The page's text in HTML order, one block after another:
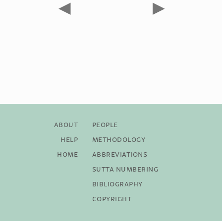
◀ ▶
About
Help
Home
People
Methodology
Abbreviations
Sutta Numbering
Bibliography
Copyright